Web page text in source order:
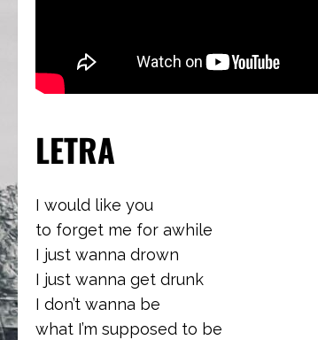
LETRA
I would like you
to forget me for awhile
I just wanna drown
I just wanna get drunk
I don’t wanna be
what I’m supposed to be